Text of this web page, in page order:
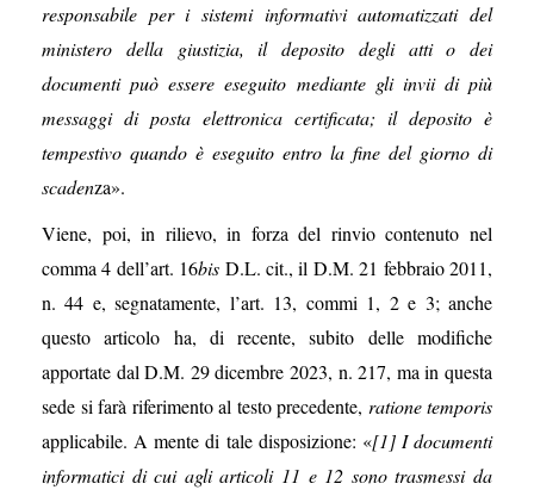
responsabile per i sistemi informativi automatizzati del
ministero della giustizia, il deposito degli atti o dei
documenti può essere eseguito mediante gli invii di più
messaggi di posta elettronica certificata; il deposito è
tempestivo quando è eseguito entro la fine del giorno di
scadenza».
Viene, poi, in rilievo, in forza del rinvio contenuto nel
comma 4 dell’art. 16bis D.L. cit., il D.M. 21 febbraio 2011,
n. 44 e, segnatamente, l’art. 13, commi 1, 2 e 3; anche
questo articolo ha, di recente, subito delle modifiche
apportate dal D.M. 29 dicembre 2023, n. 217, ma in questa
sede si farà riferimento al testo precedente, ratione temporis
applicabile. A mente di tale disposizione: «[1] I documenti
informatici di cui agli articoli 11 e 12 sono trasmessi da